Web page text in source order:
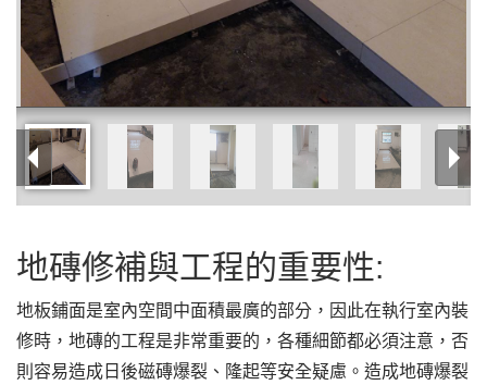
地磚修補與工程的重要性:
地板鋪面是室內空間中面積最廣的部分，因此在執行室內裝
修時，地磚的工程是非常重要的，各種細節都必須注意，否
則容易造成日後磁磚爆裂、隆起等安全疑慮。造成地磚爆裂